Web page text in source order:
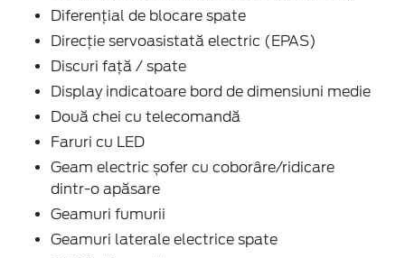
Diferențial de blocare spate
Direcție servoasistată electric (EPAS)
Discuri față / spate
Display indicatoare bord de dimensiuni medie
Două chei cu telecomandă
Faruri cu LED
Geam electric șofer cu coborâre/ridicare
dintr-o apăsare
Geamuri fumurii
Geamuri laterale electrice spate